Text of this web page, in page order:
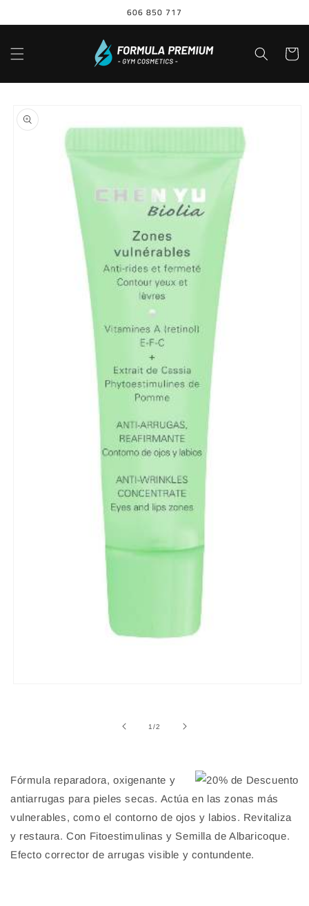
al contenido
606 850 717
Carrito
a la
información
1/de
2
Fórmula reparadora, oxigenante y
antiarrugas para pieles secas. Actúa en las zonas más
vulnerables, como el contorno de ojos y labios. Revitaliza
y restaura. Con Fitoestimulinas y Semilla de Albaricoque.
Efecto corrector de arrugas visible y contundente.